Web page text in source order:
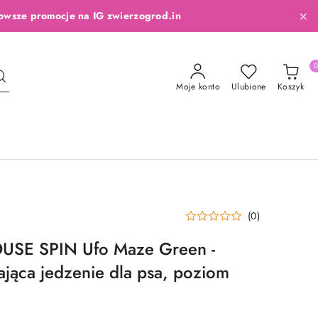
promocje na IG zwierzogrod.in
Moje konto Ulubione Koszyk
0
(0)
SPIN Ufo Maze Green -
jedzenie dla psa, poziom